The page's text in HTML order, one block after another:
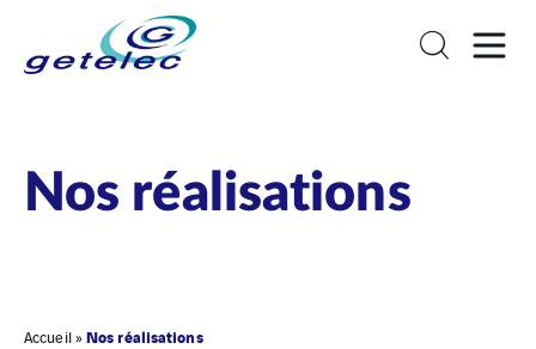
Nos réalisations
Accueil»Nos réalisations